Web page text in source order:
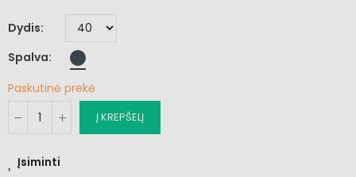
Dydis
Spalva
Paskutinė prekė
Į KREPŠELĮ
Įsiminti